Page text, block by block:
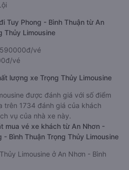
Tuy Phong - Bình Thuận từ An
Thủy Limousine
vé
vé
lượng xe Trọng Thủy Limousine
được đánh giá với số điểm
trên 1734 đánh giá của khách
vụ của nhà xe này.
mua vé xe khách từ An Nhơn -
- Bình Thuận Trọng Thủy Limousine
Limousine ở An Nhơn - Bình